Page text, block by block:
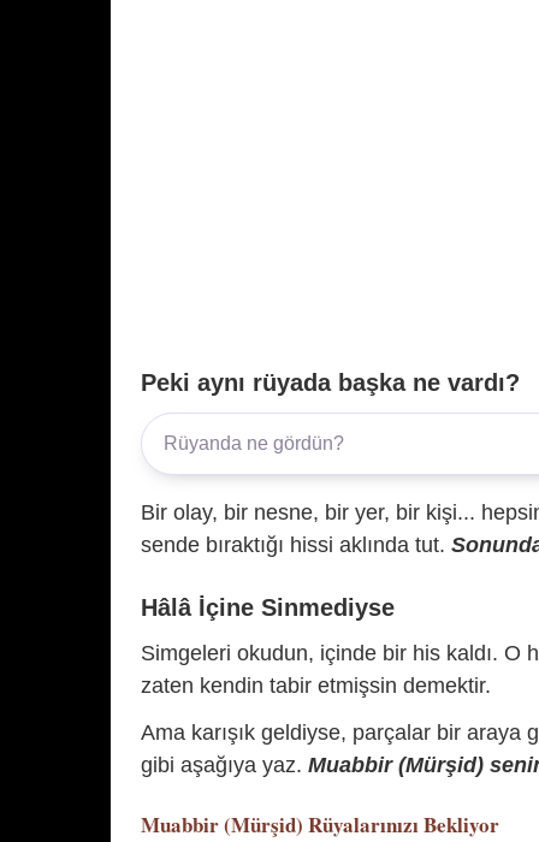
Peki aynı rüyada başka ne vardı?
Bir olay, bir nesne, bir yer, bir kişi...
sende bıraktığı hissi aklında tut.
Hâlâ İçine Sinmediyse
Simgeleri okudun, içinde bir his kaldı. O
zaten kendin tabir etmişsin demektir.
Ama karışık geldiyse, parçalar bir araya
gibi aşağıya yaz. Muabbir (Mürşid)
Muabbir (Mürşid) Rüyalarınızı Bekliyor